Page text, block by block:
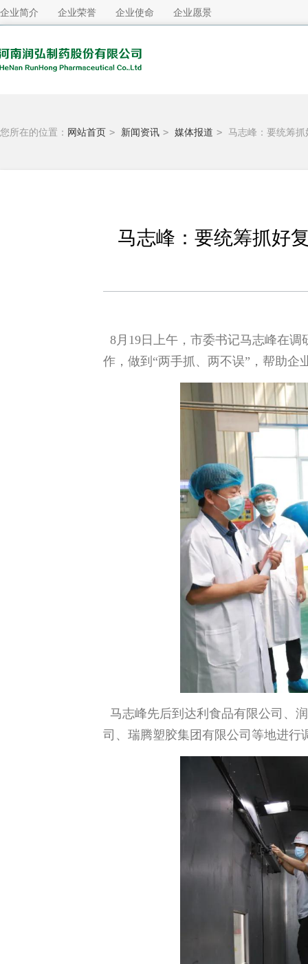
企业简介 企业荣誉 企业使命 企业愿景
您所在的位置： 网站首页 > 新闻资讯 > 媒体报道 > 马志峰：要统筹
马志峰：要统筹抓好
8月19日上午，市委书记马志峰在
作，做到“两手抓、两不误”，帮助
马志峰先后到达利食品有限公司、
司、瑞腾塑胶集团有限公司等地进行